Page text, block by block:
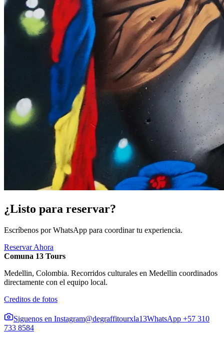
¿Listo para reservar?
Escríbenos por WhatsApp para coordinar tu experiencia.
Reservar Ahora
Comuna 13 Tours
Medellin, Colombia. Recorridos culturales en Medellin coordinados
directamente con el equipo local.
Creditos de fotos
Siguenos en Instagram@degraffitourxla13WhatsApp +57 310
733 8584